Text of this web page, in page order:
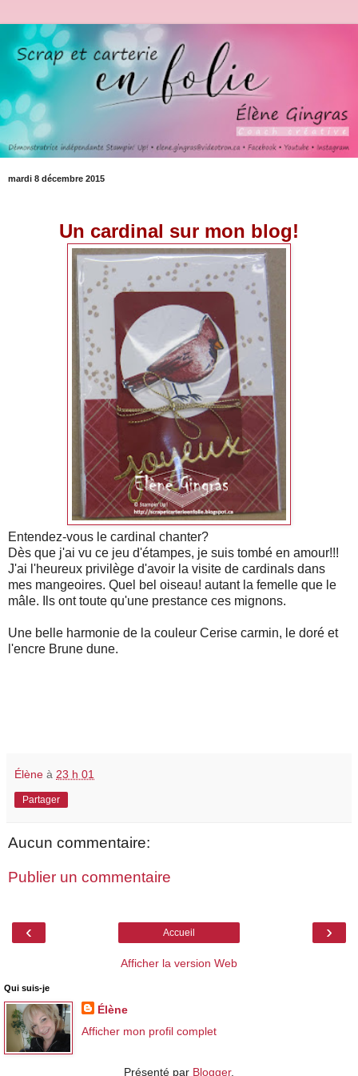
mardi 8 décembre 2015
Un cardinal sur mon blog!
Entendez-vous le cardinal chanter?
Dès que j'ai vu ce jeu d'étampes, je suis tombé en amour!!!
J'ai l'heureux privilège d'avoir la visite de cardinals dans
mes mangeoires. Quel bel oiseau! autant la femelle que le
mâle. Ils ont toute qu'une prestance ces mignons.
Une belle harmonie de la couleur Cerise carmin, le doré et
l'encre Brune dune.
Élène à 23 h 01
Partager
Aucun commentaire:
Publier un commentaire
‹ ›
Accueil
Afficher la version Web
Qui suis-je
Élène
Afficher mon profil complet
Présenté par Blogger.